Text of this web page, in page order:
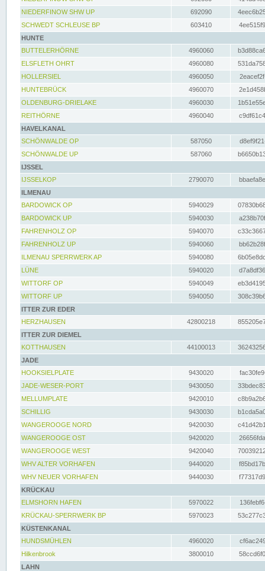
NIEDERFINOW SHW UP
692090
SCHWEDT SCHLEUSE BP
603410
HUNTE
BUTTELERHÖRNE
4960060
ELSFLETH OHRT
4960080
HOLLERSIEL
4960050
HUNTEBRÜCK
4960070
OLDENBURG-DRIELAKE
4960030
REITHÖRNE
4960040
HAVELKANAL
SCHÖNWALDE OP
587050
SCHÖNWALDE UP
587060
IJSSEL
IJSSELKOP
2790070
ILMENAU
BARDOWICK OP
5940029
BARDOWICK UP
5940030
FAHRENHOLZ OP
5940070
FAHRENHOLZ UP
5940060
ILMENAU SPERRWERK AP
5940080
LÜNE
5940020
WITTORF OP
5940049
WITTORF UP
5940050
ITTER ZUR EDER
HERZHAUSEN
42800218
ITTER ZUR DIEMEL
KOTTHAUSEN
44100013
JADE
HOOKSIELPLATE
9430020
JADE-WESER-PORT
9430050
MELLUMPLATE
9420010
SCHILLIG
9430030
WANGEROOGE NORD
9420030
WANGEROOGE OST
9420020
WANGEROOGE WEST
9420040
WHV ALTER VORHAFEN
9440020
WHV NEUER VORHAFEN
9440030
KRÜCKAU
ELMSHORN HAFEN
5970022
KRÜCKAU-SPERRWERK BP
5970023
KÜSTENKANAL
HUNDSMÜHLEN
4960020
Hilkenbrook
3800010
LAHN